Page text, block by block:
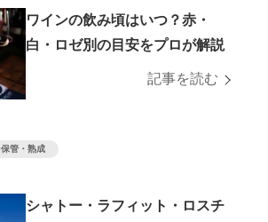
ワインの飲み頃はいつ？赤・
白・ロゼ別の目安をプロが解説
記事を読む
保管・熟成
シャトー・ラフィット・ロスチ